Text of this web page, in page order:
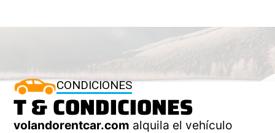
CONDICIONES
T & CONDICIONES
volandorentcar.com alquila el vehículo